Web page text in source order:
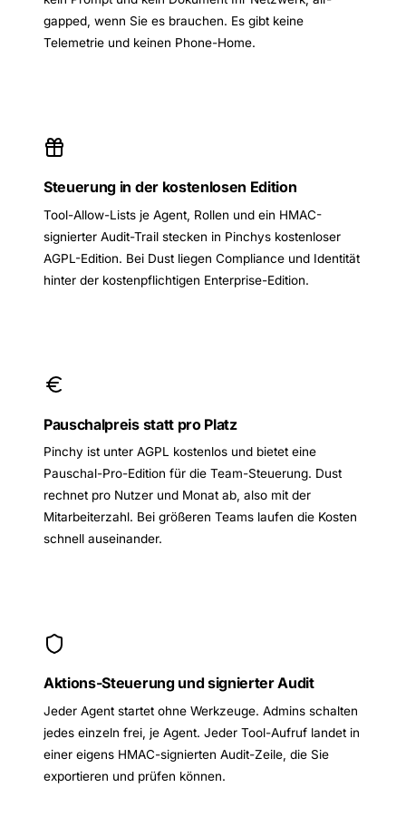
gapped, wenn Sie es brauchen. Es gibt keine
Telemetrie und keinen Phone-Home.
Steuerung in der kostenlosen Edition
Tool-Allow-Lists je Agent, Rollen und ein HMAC-
signierter Audit-Trail stecken in Pinchys kostenloser
AGPL-Edition. Bei Dust liegen Compliance und Identität
hinter der kostenpflichtigen Enterprise-Edition.
Pauschalpreis statt pro Platz
Pinchy ist unter AGPL kostenlos und bietet eine
Pauschal-Pro-Edition für die Team-Steuerung. Dust
rechnet pro Nutzer und Monat ab, also mit der
Mitarbeiterzahl. Bei größeren Teams laufen die Kosten
schnell auseinander.
Aktions-Steuerung und signierter Audit
Jeder Agent startet ohne Werkzeuge. Admins schalten
jedes einzeln frei, je Agent. Jeder Tool-Aufruf landet in
einer eigens HMAC-signierten Audit-Zeile, die Sie
exportieren und prüfen können.